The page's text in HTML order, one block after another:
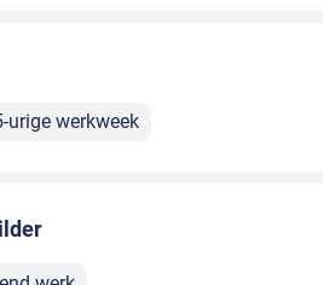
urige werkweek